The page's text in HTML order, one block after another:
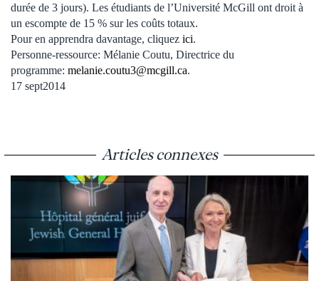
durée de 3 jours). Les étudiants de l’Université McGill ont droit à
un escompte de 15 % sur les coûts totaux.
Pour en apprendra davantage, cliquez ici.
Personne-ressource: Mélanie Coutu, Directrice du
programme: melanie.coutu3@mcgill.ca.
17 sept2014
Articles connexes